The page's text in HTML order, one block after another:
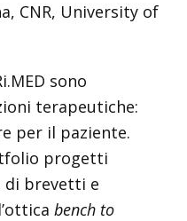
CNR, University of
sono
terapeutiche:
per il paziente.
progetti
di brevetti e
bench to